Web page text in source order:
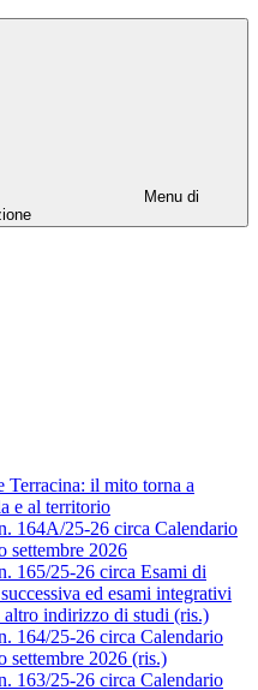
Menu di
Terracina: il mito torna a
e al territorio
164A/25-26 circa Calendario
settembre 2026
165/25-26 circa Esami di
ed esami integrativi
altro indirizzo di studi (ris.)
164/25-26 circa Calendario
settembre 2026 (ris.)
163/25-26 circa Calendario